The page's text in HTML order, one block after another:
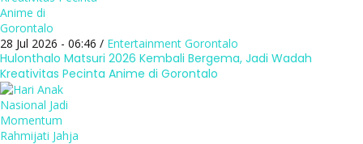
28 Jul 2026 - 06:46 / Entertainment Gorontalo
Hulonthalo Matsuri 2026 Kembali Bergema, Jadi Wadah
Kreativitas Pecinta Anime di Gorontalo